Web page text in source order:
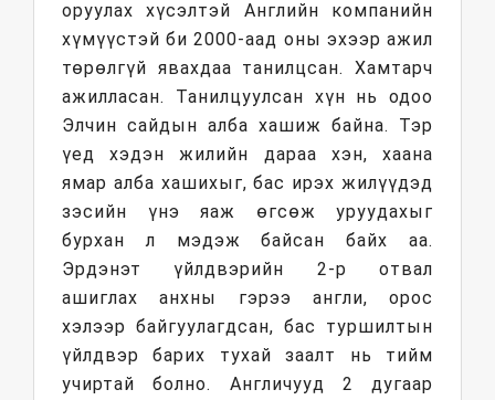
оруулах хүсэлтэй Английн компанийн
хүмүүстэй би 2000-аад оны эхээр ажил
төрөлгүй явахдаа танилцсан. Хамтарч
ажилласан. Танилцуулсан хүн нь одоо
Элчин сайдын алба хашиж байна. Тэр
үед хэдэн жилийн дараа хэн, хаана
ямар алба хашихыг, бас ирэх жилүүдэд
зэсийн үнэ яаж өгсөж уруудахыг
бурхан л мэдэж байсан байх аа.
Эрдэнэт үйлдвэрийн 2-р отвал
ашиглах анхны гэрээ англи, орос
хэлээр байгуулагдсан, бас туршилтын
үйлдвэр барих тухай заалт нь тийм
учиртай болно. Англичууд 2 дугаар